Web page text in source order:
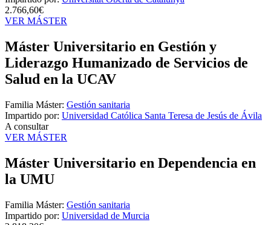
2.766,60€
VER MÁSTER
Máster Universitario en Gestión y
Liderazgo Humanizado de Servicios de
Salud en la UCAV
Familia Máster: Gestión sanitaria
Impartido por: Universidad Católica Santa Teresa de Jesús de Ávila
A consultar
VER MÁSTER
Máster Universitario en Dependencia en
la UMU
Familia Máster: Gestión sanitaria
Impartido por: Universidad de Murcia